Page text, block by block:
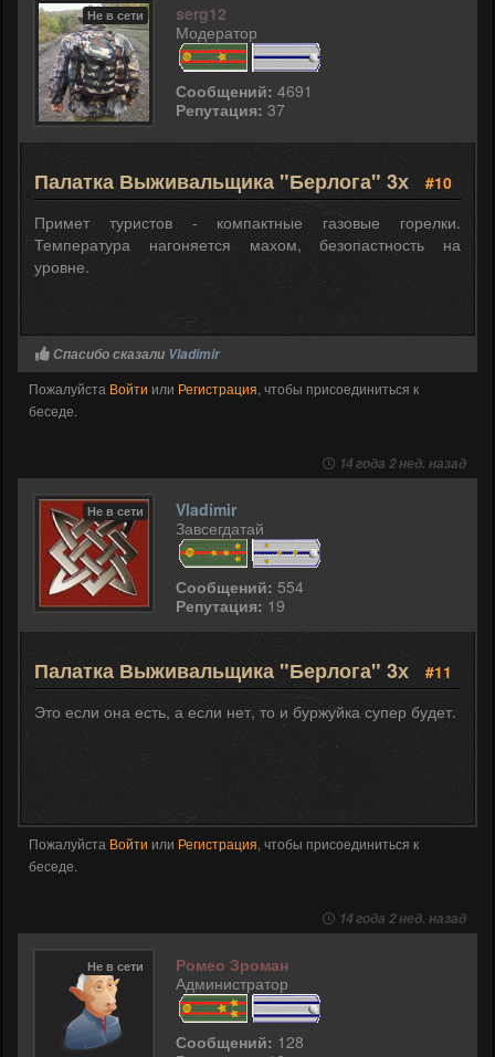
Не в сети
serg12
Модератор
Сообщений: 4691
Репутация: 37
Палатка Выживальщика "Берлога" 3х
#10
Примет туристов - компактные газовые горелки.
Температура нагоняется махом, безопастность на
уровне.
Спасибо сказали Vladimir
Пожалуйста Войти или Регистрация, чтобы присоединиться к
беседе.
14 года 2 нед. назад
Не в сети
Vladimir
Завсегдатай
Сообщений: 554
Репутация: 19
Палатка Выживальщика "Берлога" 3х
#11
Это если она есть, а если нет, то и буржуйка супер будет.
Пожалуйста Войти или Регистрация, чтобы присоединиться к
беседе.
14 года 2 нед. назад
Не в сети
Ромео Зроман
Администратор
Сообщений: 128